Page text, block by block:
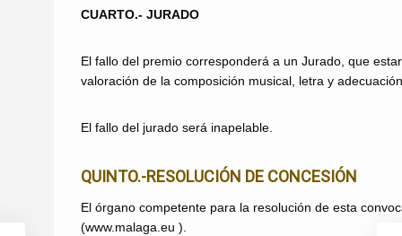
CUARTO.- JURADO
El fallo del premio corresponderá a un Jurado, que
valoración de la composición musical, letra y
El fallo del jurado será inapelable.
QUINTO.-RESOLUCIÓN DE CONCESIÓN
El órgano competente para la resolución de esta
(www.malaga.eu ).